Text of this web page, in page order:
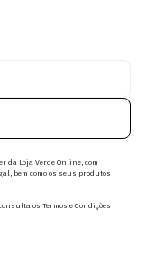
da Loja Verde Online, com
bem como os seus produtos
os Termos e Condições